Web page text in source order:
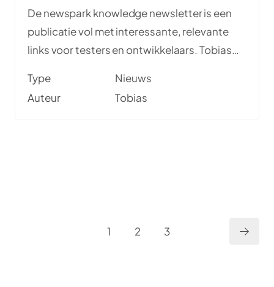
De newspark knowledge newsletter is een
publicatie vol met interessante, relevante
links voor testers en ontwikkelaars. Tobias
meetups, tips en nieuws.
Type
Nieuws
Auteur
Tobias
1 2 3